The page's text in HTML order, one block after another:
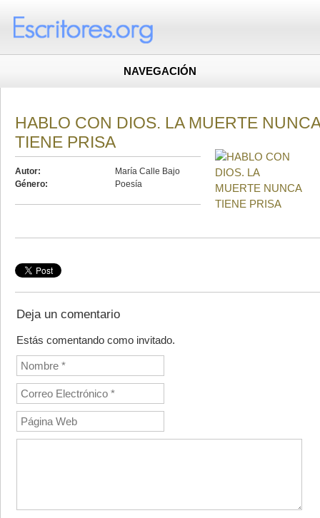
NAVEGACIÓN
HABLO CON DIOS. LA MUERTE NUNCA
TIENE PRISA
Autor:
María Calle Bajo
Género:
Poesía
Deja un comentario
Estás comentando como invitado.